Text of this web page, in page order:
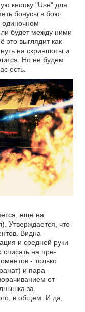
кнопку "Use" для
бонусы в бою.
одиночном
будет между ними
это выглядит как
на скриншоты и
Но не будем
есть.
ещё на
Утверждается, что
Видна
и средней руки
на пре-
- только
и пара
от
за
в общем. И да,